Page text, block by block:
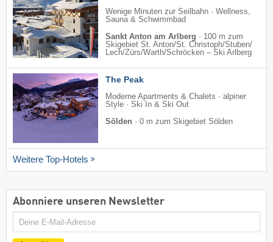
Wenige Minuten zur Seilbahn · Wellness,
Sauna & Schwimmbad
Sankt Anton am Arlberg · 100 m zum
Skigebiet St. Anton/​St. Christoph/​Stuben/​
Lech/​Zürs/​Warth/​Schröcken – Ski Arlberg
The Peak
Moderne Apartments & Chalets · alpiner
Style · Ski In & Ski Out
Sölden · 0 m zum Skigebiet Sölden
Weitere Top-Hotels
Abonniere unseren Newsletter
E-